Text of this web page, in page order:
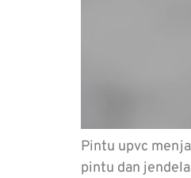
Pintu upvc
pintu dan